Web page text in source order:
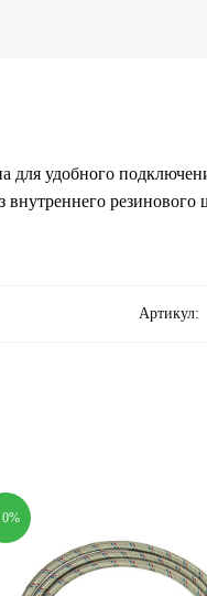
для удобного
Артикул: